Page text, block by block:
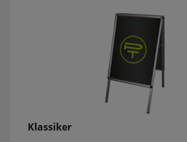
Klassiker